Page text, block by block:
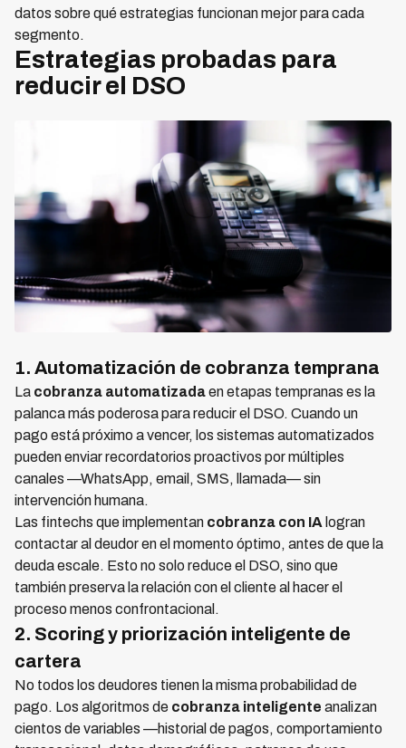
datos sobre qué estrategias funcionan mejor para cada
segmento.
Estrategias probadas para
reducir el DSO
1. Automatización de cobranza temprana
La cobranza automatizadaen etapas tempranas es la
palanca más poderosa para reducir el DSO. Cuando un
pago está próximo a vencer, los sistemas automatizados
pueden enviar recordatorios proactivos por múltiples
canales —WhatsApp, email, SMS, llamada— sin
intervención humana.
Las fintechs que implementan cobranza con IA logran
contactar al deudor en el momento óptimo, antes de que la
deuda escale. Esto no solo reduce el DSO, sino que
también preserva la relación con el cliente al hacer el
proceso menos confrontacional.
2. Scoring y priorización inteligente de
cartera
No todos los deudores tienen la misma probabilidad de
pago. Los algoritmos de cobranza inteligente analizan
cientos de variables —historial de pagos, comportamiento